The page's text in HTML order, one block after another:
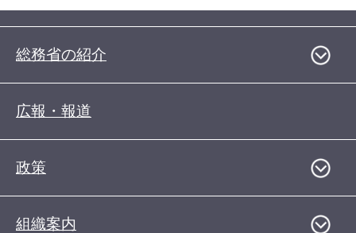
総務省の紹介
広報・報道
政策
組織案内